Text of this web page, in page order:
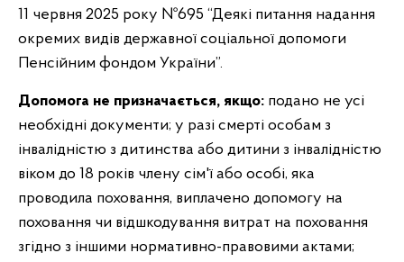
11 червня 2025 року №695 “Деякі питання надання
окремих видів державної соціальної допомоги
Пенсійним фондом України”.
Допомога не призначається, якщо: подано не усі
необхідні документи; у разі смерті особам з
інвалідністю з дитинства або дитини з інвалідністю
віком до 18 років члену сім'ї або особі, яка
проводила поховання, виплачено допомогу на
поховання чи відшкодування витрат на поховання
згідно з іншими нормативно-правовими актами;